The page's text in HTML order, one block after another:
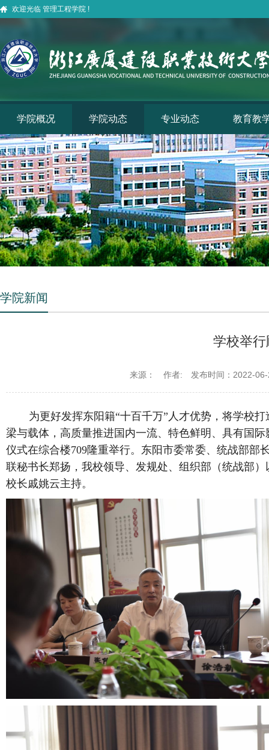
欢迎光临 管理工程学院 !
学院概况 学院动态 专业动态 教育教
学院新闻
学校举
来源： 作者: 发布时间：2022-
为更好发挥东阳籍“十百千万”人才优势，将学校
梁与载体，高质量推进国内一流、特色鲜明、具有国
仪式在综合楼709隆重举行。东阳市委常委、统战部
联秘书长郑扬，我校领导、发规处、组织部（统战部
校长戚姚云主持。